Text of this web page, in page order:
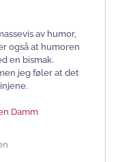
av humor,
også at humoren
en bismak.
jeg føler at det
Damm